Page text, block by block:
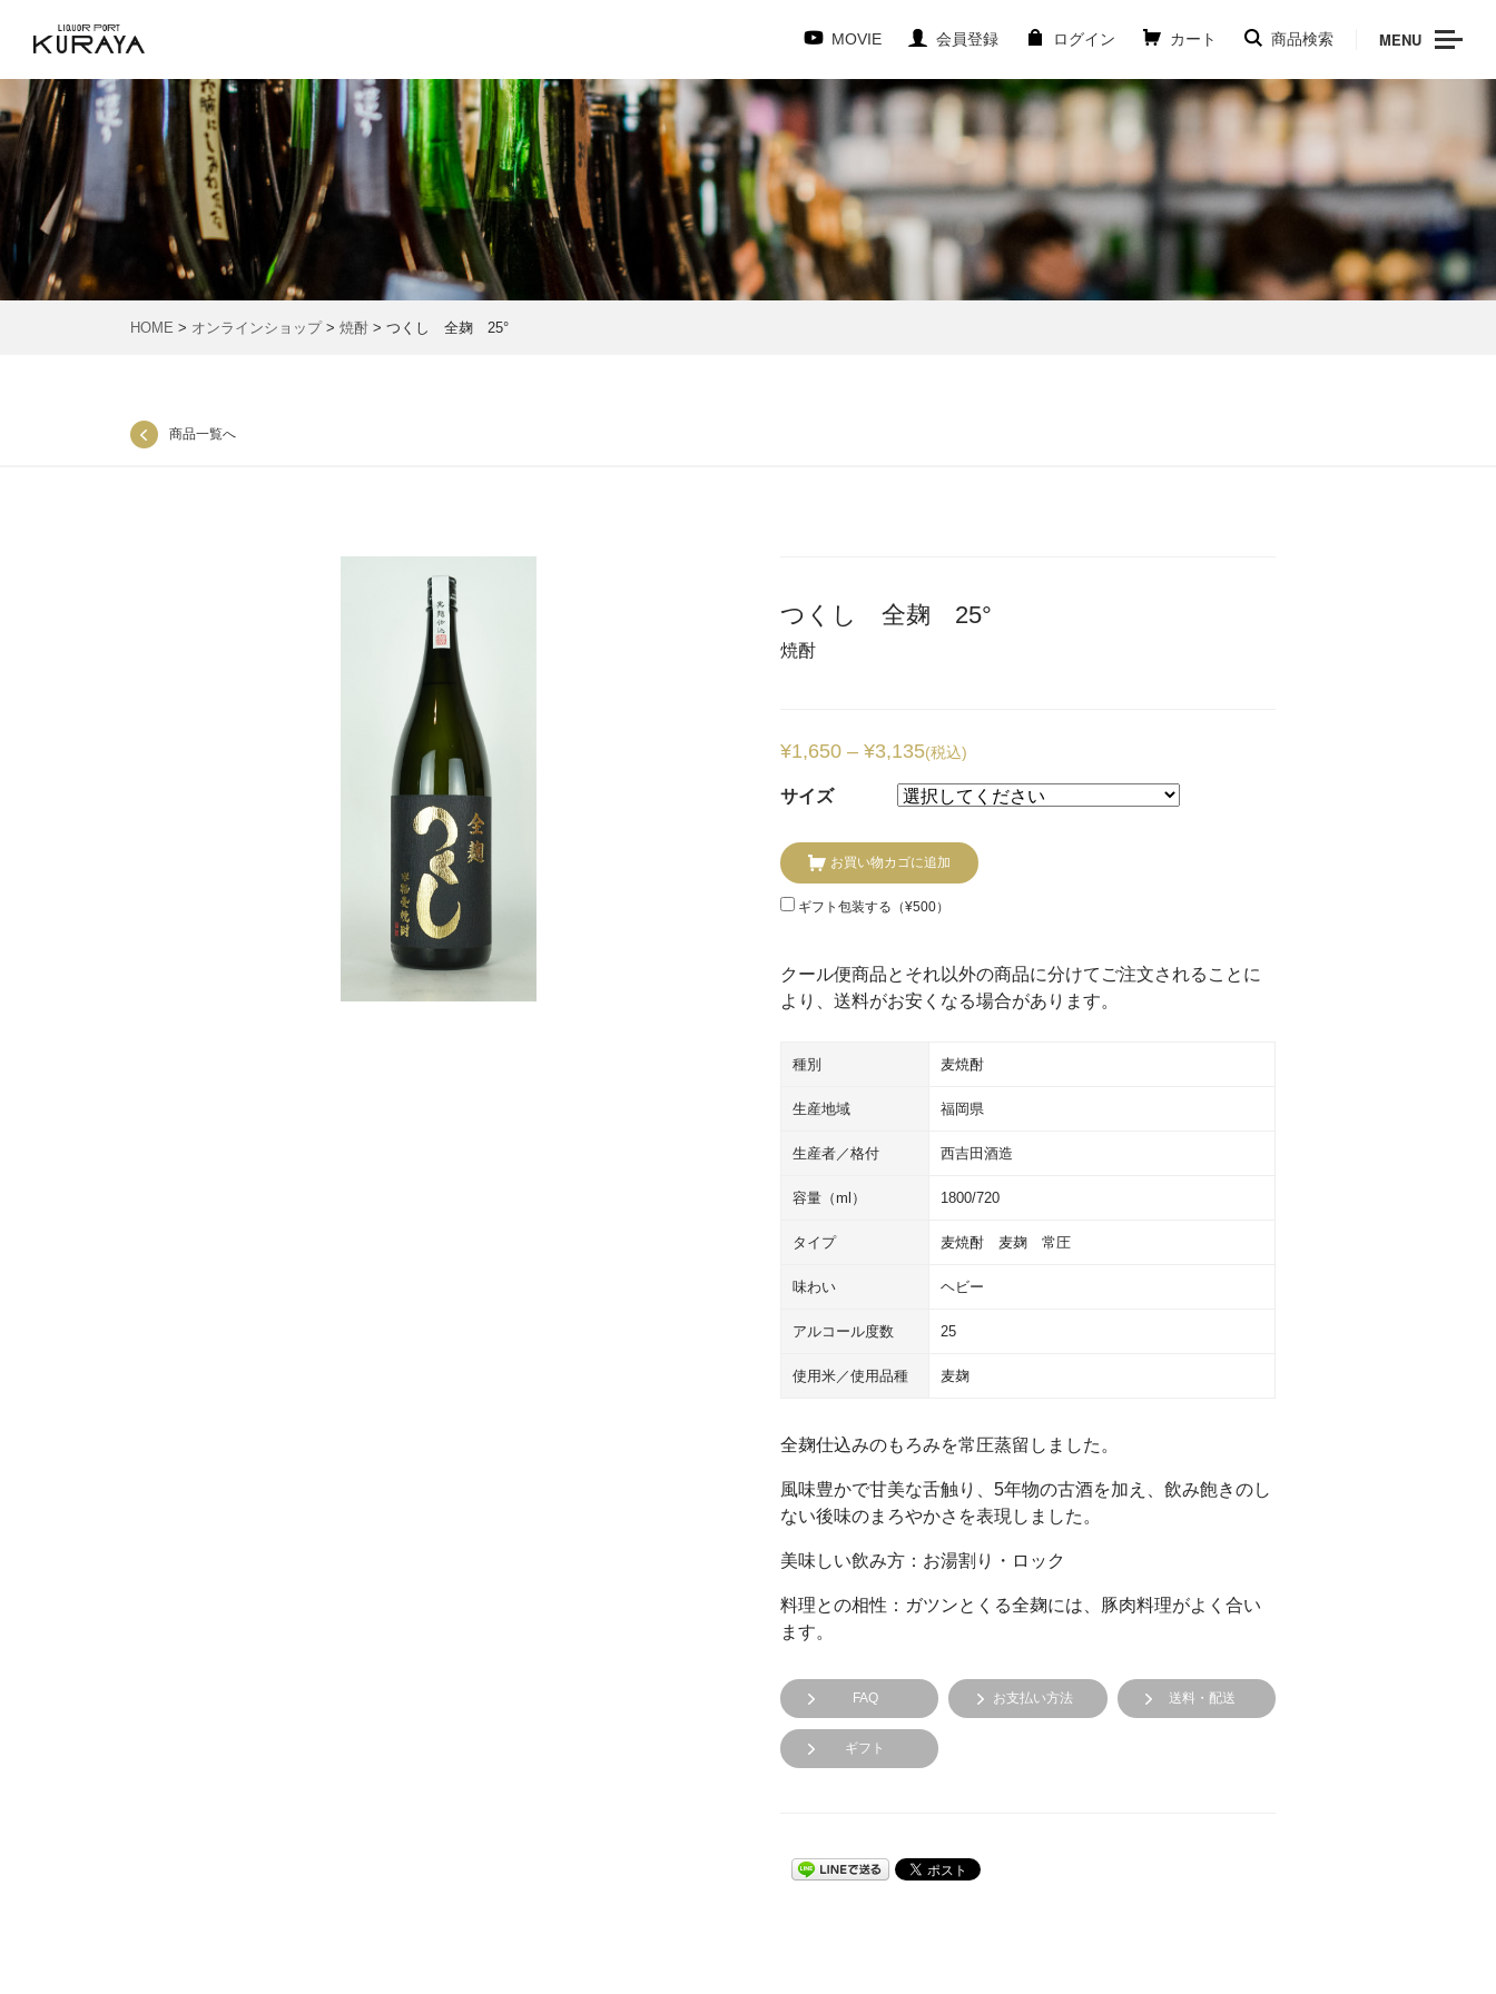
MOVIE 会員登録 ログイン カート 商品検索 MENU
HOME > オンラインショップ> 焼酎 > つくし 全麹 25°
商品一覧へ
つくし 全麹 25°
焼酎
¥1,650 – ¥3,135(税込)
サイズ
お買い物カゴに追加
ギフト包装する（¥500）
クール便商品とそれ以外の商品に分けてご注文されることに
より、送料がお安くなる場合があります。
種別 麦焼酎
生産地域 福岡県
生産者／格付 西吉田酒造
容量（ml） 1800/720
タイプ 麦焼酎 麦麹 常圧
味わい ヘビー
アルコール度数 25
使用米／使用品種 麦麹
全麹仕込みのもろみを常圧蒸留しました。
風味豊かで甘美な舌触り、5年物の古酒を加え、飲み飽きのし
ない後味のまろやかさを表現しました。
美味しい飲み方：お湯割り・ロック
料理との相性：ガツンとくる全麹には、豚肉料理がよく合い
ます。
FAQ お支払い方法 送料・配送
ギフト